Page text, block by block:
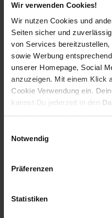
Wir verwenden Cookies!
Wir nutzen Cookies und
Seiten sicher und
von Services
sowie Werbung
unserer Homepage, Social
anzuzeigen. Mit einem Klick
Cookie Verwendung ein.
kannst Du jederzeit in den
ändern bzw. widerrufen.
Notwendig
Präferenzen
Statistiken
Bewerben
Folge uns auf
Hinweis: Aus Gründen der